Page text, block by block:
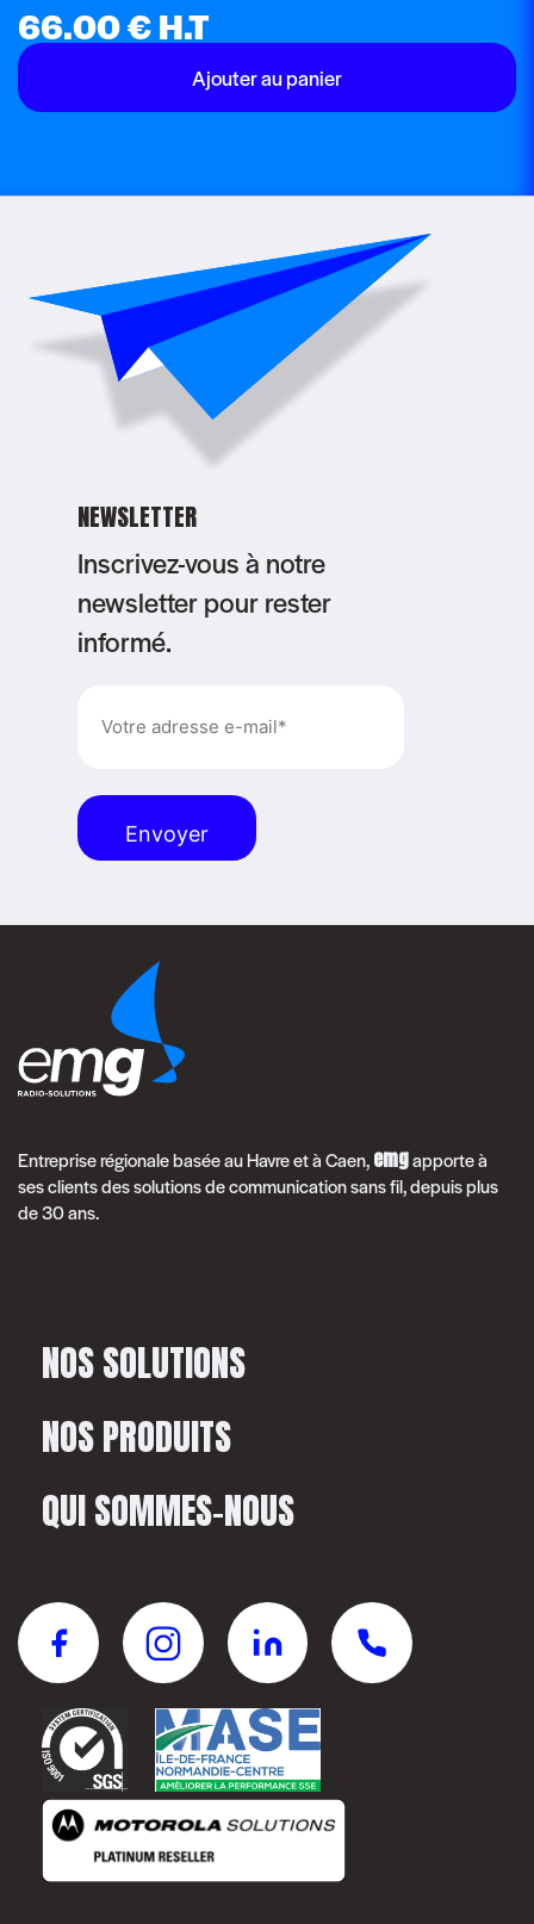
66.00€H.T
Ajouter au panier
NEWSLETTER
Inscrivez-vous à notre
newsletter pour rester
informé.
mail
Alternative:
Entreprise régionale basée au Havre et à Caen,emgapporte à
ses clients des solutions de communication sans fil, depuis plus
de 30 ans.
NOS SOLUTIONS
NOS PRODUITS
QUI SOMMES-NOUS